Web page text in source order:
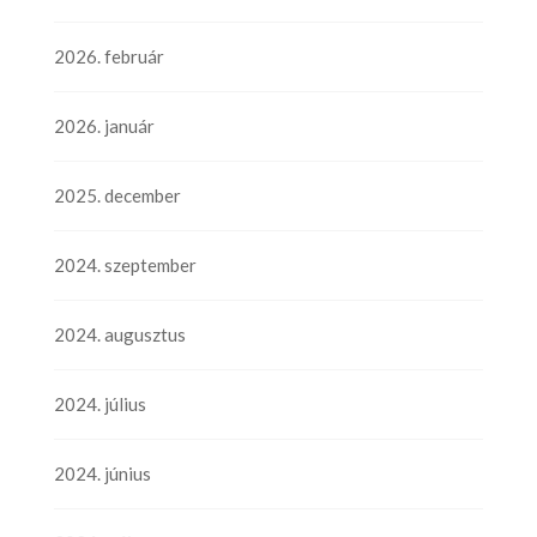
2026. február
2026. január
2025. december
2024. szeptember
2024. augusztus
2024. július
2024. június